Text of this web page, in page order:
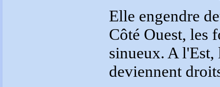
Elle engendre
Côté Ouest, les
sinueux. A l'Est,
deviennent